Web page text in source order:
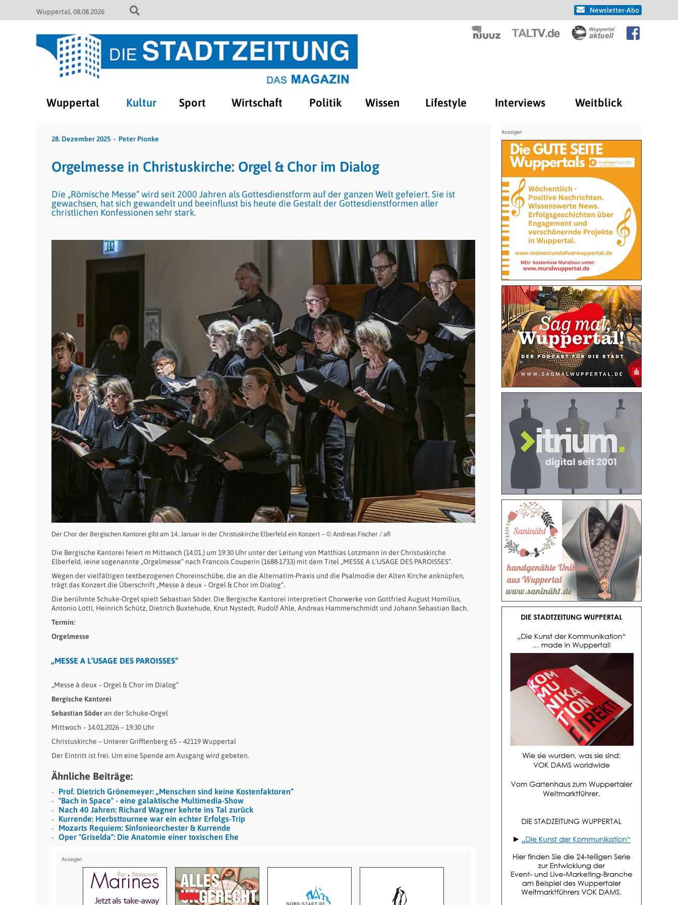
Wuppertal 08.08.2026 Newsletter-Abo
Wuppertal Kultur Sport Wirtschaft Politik Wissen Lifestyle Interviews Weitblick
28. Dezember 2025 Peter Pionke
Orgelmesse in Christuskirche: Orgel & Chor im Dialog
Die „Römische Messe“ wird seit 2000 Jahren als Gottesdienstform auf der ganzen Welt gefeiert. Sie ist
gewachsen, hat sich gewandelt und beeinflusst bis heute die Gestalt der Gottesdienstformen aller
christlichen Konfessionen sehr stark.
Der Chor der Bergischen Kantorei gibt am 14. Januar in der Christuskirche Elberfeld ein Konzert – © Andreas Fischer / afi
Die Bergische Kantorei feiert m Mittwoch (14.01.) um 19:30 Uhr unter der Leitung von Matthias Lotzmann in der Christuskirche
Elberfeld, ieine sogenannte „Orgelmesse“ nach Francois Couperin (1688-1733) mit dem Titel „MESSE A L’USAGE DES PAROISSES“.
Wegen der vielfältigen textbezogenen Choreinschübe, die an die Alternatim-Praxis und die Psalmodie der Alten Kirche anknüpfen,
trägt das Konzert die Überschrift „Messe à deux – Orgel & Chor im Dialog“.
Die berühmte Schuke-Orgel spielt Sebastian Söder. Die Bergische Kantorei interpretiert Chorwerke von Gottfried August Homilius,
Antonio Lotti, Heinrich Schütz, Dietrich Buxtehude, Knut Nystedt, Rudolf Ahle, Andreas Hammerschmidt und Johann Sebastian Bach.
Termin:
Orgelmesse
„MESSE A L’USAGE DES PAROISSES“
„Messe à deux – Orgel & Chor im Dialog“
Bergische Kantorei
Sebastian Söderan der Schuke-Orgel
Mittwoch – 14.01.2026 – 19:30 Uhr
Christuskirche – Unterer Grifflenberg 65 – 42119 Wuppertal
Der Eintritt ist frei. Um eine Spende am Ausgang wird gebeten.
Ähnliche Beiträge:
Prof. Dietrich Grönemeyer: „Menschen sind keine Kostenfaktoren“
"Bach in Space" - eine galaktische Multimedia-Show
Nach 40 Jahren: Richard Wagner kehrte ins Tal zurück
Kurrende: Herbsttournee war ein echter Erfolgs-Trip
Mozarts Requiem: Sinfonieorchester & Kurrende
Oper "Griselda": Die Anatomie einer toxischen Ehe